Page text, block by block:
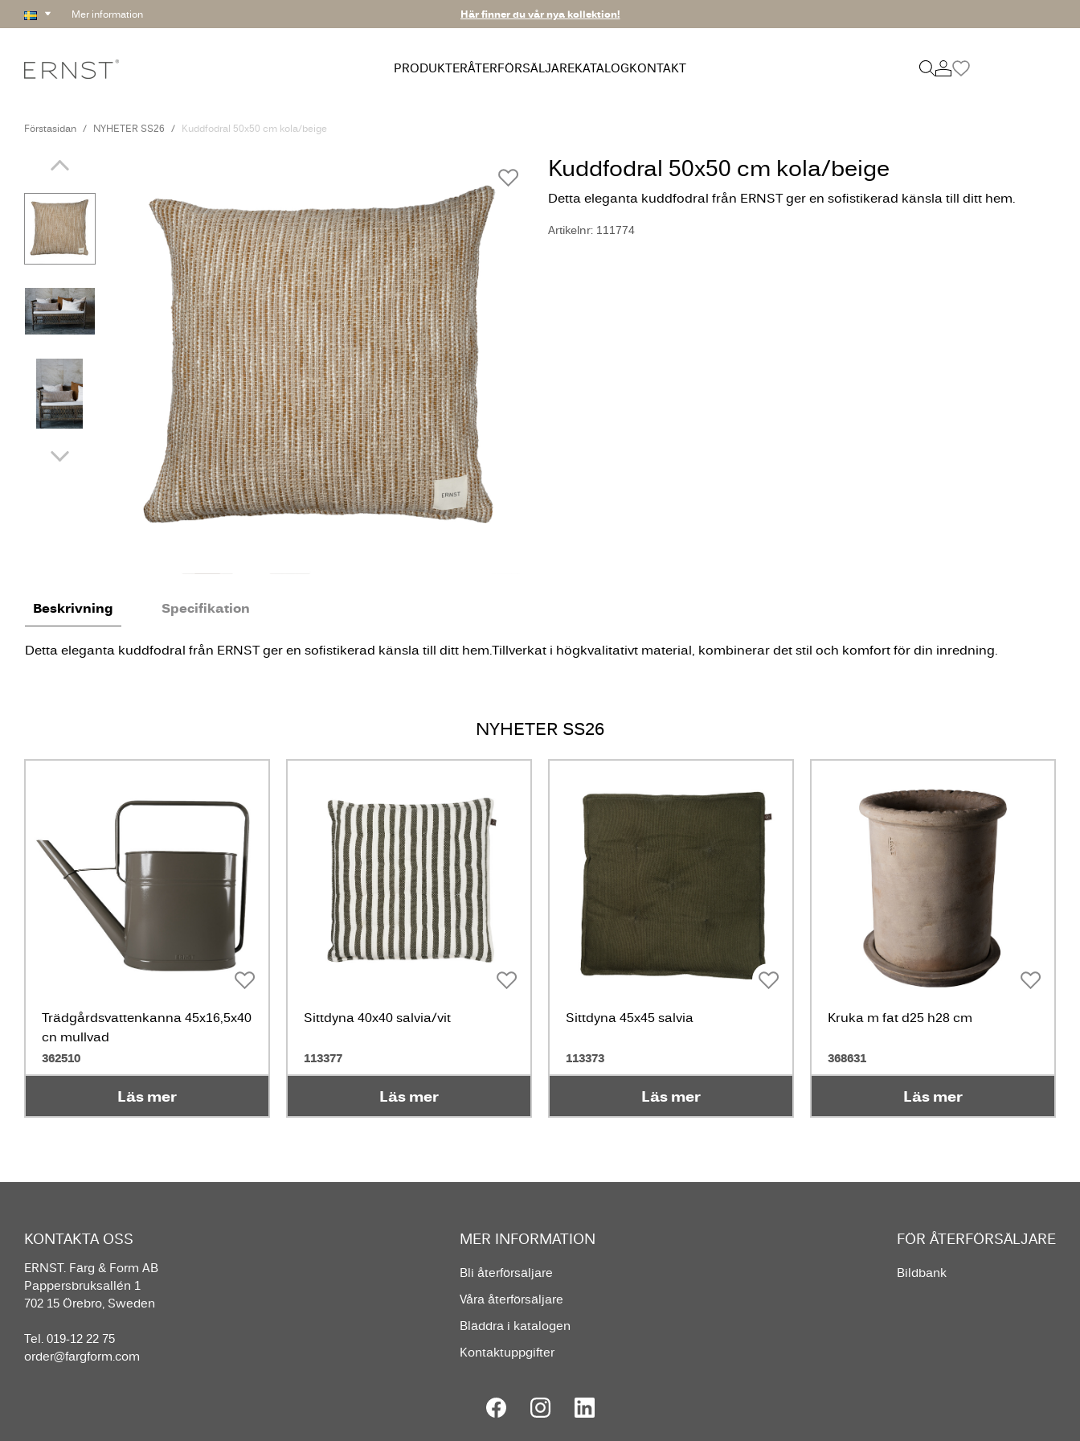
Mer information Här finner du vår nya kollektion!
PRODUKTERÅTERFÖRSÄLJAREKATALOGKONTAKT
Förstasidan NYHETER SS26 Kuddfodral 50x50 cm kola/beige
Kuddfodral 50x50 cm kola/beige
Detta eleganta kuddfodral från ERNST ger en sofistikerad känsla till ditt hem.
Artikelnr: 111774
Beskrivning Specifikation
Detta eleganta kuddfodral från ERNST ger en sofistikerad känsla till ditt hem.Tillverkat i högkvalitativt material, kombinerar det stil och komfort för din inredning.
NYHETER SS26
Trädgårdsvattenkanna 45x16,5x40
cn mullvad
362510
Läs mer
Sittdyna 40x40 salvia/vit
113377
Läs mer
Sittdyna 45x45 salvia
113373
Läs mer
Kruka m fat d25 h28 cm
368631
Läs mer
KONTAKTA OSS
ERNST. Färg & Form AB
Pappersbruksallén 1
702 15 Örebro, Sweden
Tel. 019-12 22 75
order@fargform.com
MER INFORMATION
Bli återförsäljare
Våra återförsäljare
Bläddra i katalogen
Kontaktuppgifter
FÖR ÅTERFÖRSÄLJARE
Bildbank